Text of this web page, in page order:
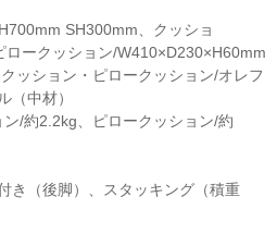
SH300mm、クッショ
ークッション/W410×D230×H60mm
ッション・ピロークッション/オレフ
（中材）
/約2.2kg、ピロークッション/約
き（後脚）、スタッキング（積重